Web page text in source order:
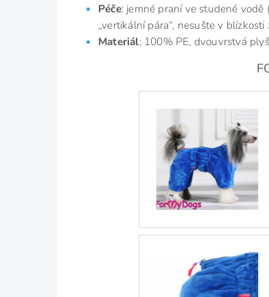
Péče: jemné praní ve studené vodě
„vertikální pára“, nesušte v
Materiál: 100% PE, dvouvrstvá